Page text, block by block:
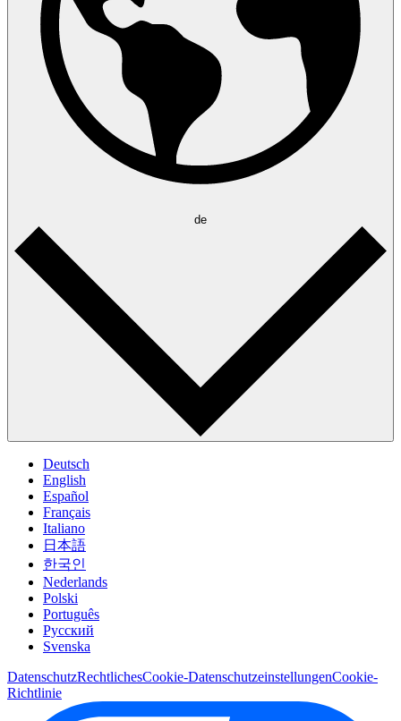
de
Deutsch
English
Español
Français
Italiano
日本語
한국인
Nederlands
Polski
Português
Pусский
Svenska
DatenschutzRechtlichesCookie-DatenschutzeinstellungenCookie-
Richtlinie